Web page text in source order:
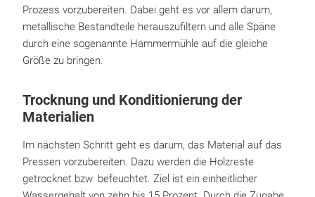
Prozess vorzubereiten. Dabei geht es vor allem darum,
metallische Bestandteile herauszufiltern und alle Späne
durch eine sogenannte Hammermühle auf die gleiche
Größe zu bringen.
Trocknung und Konditionierung der
Materialien
Im nächsten Schritt geht es darum, das Material auf das
Pressen vorzubereiten. Dazu werden die Holzreste
getrocknet bzw. befeuchtet. Ziel ist ein einheitlicher